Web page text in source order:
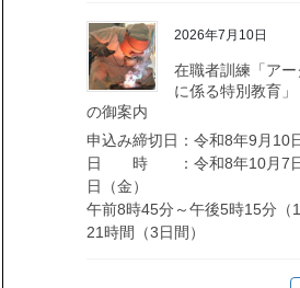
2026年7月10日
在職者訓練「ア
に係る特別教育」
の御案内
申込み締切日：令和8年9月10
日 時 ：令和8年10月7日
日（金）
午前8時45分～午後5時15分
21時間（3日間）